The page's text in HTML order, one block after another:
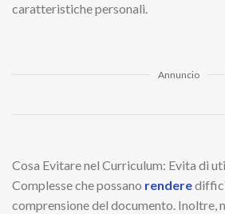
caratteristiche personali.
Annuncio
Cosa Evitare nel Curriculum: Evita di
Complesse che possano rendere
comprensione del documento. Inoltre,